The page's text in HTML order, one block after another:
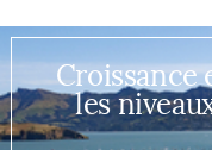
Croissance
les